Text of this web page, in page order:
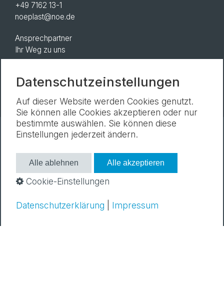
+49 7162 13-1
noeplast@noe.de
Ansprechpartner
Ihr Weg zu uns
Cookie-Einstellungen
Datenschutzeinstellungen
Auf dieser Website werden Cookies genutzt.
Sie können alle Cookies akzeptieren oder nur
bestimmte auswählen. Sie können diese
Einstellungen jederzeit ändern.
Alle ablehnen Alle akzeptieren
Cookie-Einstellungen
Datenschutzerklärung Impressum